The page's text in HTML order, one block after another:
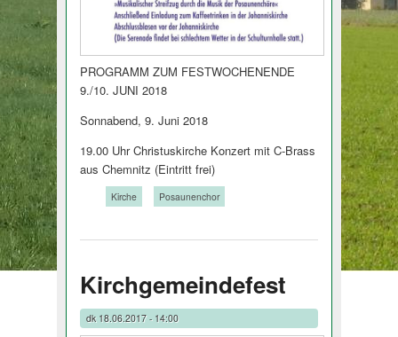
PROGRAMM ZUM FESTWOCHENENDE
9./10. JUNI 2018
Sonnabend, 9. Juni 2018
19.00 Uhr Christuskirche Konzert mit C-Brass
aus Chemnitz (Eintritt frei)
Kirche Posaunenchor
Kirchgemeindefest
dk18.06.2017 - 14:00